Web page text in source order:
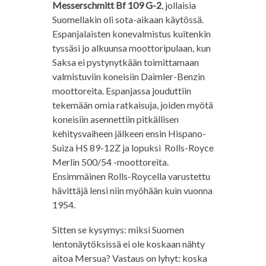
Messerschmitt Bf 109 G-2, jollaisia
Suomellakin oli sota-aikaan käytössä.
Espanjalaisten konevalmistus kuitenkin
tyssäsi jo alkuunsa moottoripulaan, kun
Saksa ei pystynytkään toimittamaan
valmistuviin koneisiin Daimler-Benzin
moottoreita. Espanjassa jouduttiin
tekemään omia ratkaisuja, joiden myötä
koneisiin asennettiin pitkällisen
kehitysvaiheen jälkeen ensin Hispano-
Suiza HS 89-12Z ja lopuksi Rolls-Royce
Merlin 500/54 -moottoreita.
Ensimmäinen Rolls-Roycella varustettu
hävittäjä lensi niin myöhään kuin vuonna
1954.
Sitten se kysymys: miksi Suomen
lentonäytöksissä ei ole koskaan nähty
aitoa Mersua? Vastaus on lyhyt: koska